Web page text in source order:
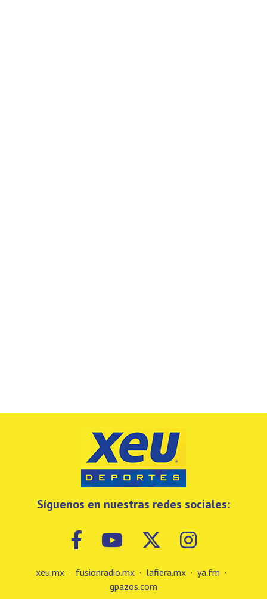
Síguenos en nuestras redes sociales:
xeu.mx · fusionradio.mx · lafiera.mx · ya.fm ·
gpazos.com